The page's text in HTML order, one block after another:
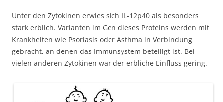
Unter den Zytokinen erwies sich IL-12p40 als besonders
stark erblich. Varianten im Gen dieses Proteins werden mit
Krankheiten wie Psoriasis oder Asthma in Verbindung
gebracht, an denen das Immunsystem beteiligt ist. Bei
vielen anderen Zytokinen war der erbliche Einfluss gering.